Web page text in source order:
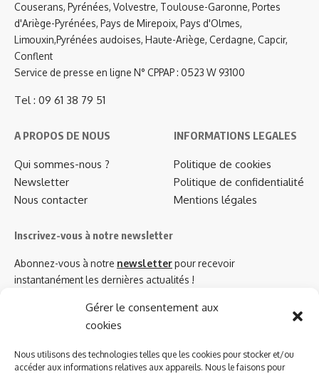
Gérer le consentement aux
cookies
Nous utilisons des technologies telles que les cookies pour stocker et/ou
accéder aux informations relatives aux appareils. Nous le faisons pour
Couserans, Pyrénées, Volvestre, Toulouse-Garonne, Portes
d'Ariège-Pyrénées, Pays de Mirepoix, Pays d'Olmes,
Limouxin,Pyrénées audoises, Haute-Ariège, Cerdagne, Capcir,
Conflent
Service de presse en ligne N° CPPAP : 0523 W 93100
Tel : 09 61 38 79 51
A PROPOS DE NOUS
Qui sommes-nous ?
Newsletter
Nous contacter
INFORMATIONS LEGALES
Politique de cookies
Politique de confidentialité
Mentions légales
Inscrivez-vous à notre newsletter
Abonnez-vous à notre newsletterpour recevoir
instantanément les dernières actualités !
Azinat.com TV soutient